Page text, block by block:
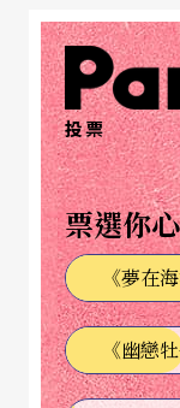
Cellini）接受
託，理當繳交
佐卻提到，實
只提出了一件
的浮雕，為了
家聰明地運用
創造了讓現場
眾人也因此忘
舞台上原先散
投票
票選你
《夢在
《幽戀